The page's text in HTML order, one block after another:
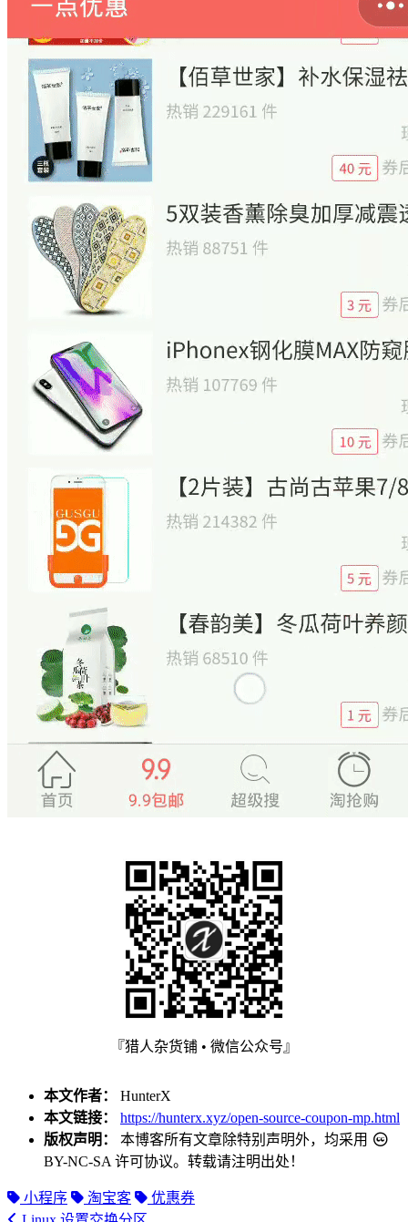
『猎人杂货铺 • 微信公众号』
本文作者： HunterX
本文链接：
https://hunterx.xyz/open-source-coupon-mp.html
版权声明： 本博客所有文章除特别声明外，均采用
BY-NC-SA 许可协议。转载请注明出处！
小程序 淘宝客
优惠券